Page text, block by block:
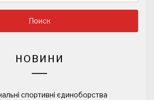
НОВИНИ
спортивні єдиноборства